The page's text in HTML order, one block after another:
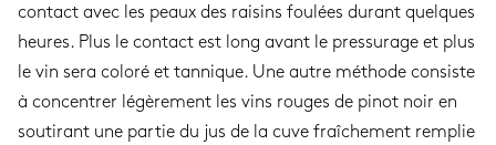
contact avec les peaux des raisins foulées durant quelques
heures. Plus le contact est long avant le pressurage et plus
le vin sera coloré et tannique. Une autre méthode consiste
à concentrer légèrement les vins rouges de pinot noir en
soutirant une partie du jus de la cuve fraîchement remplie